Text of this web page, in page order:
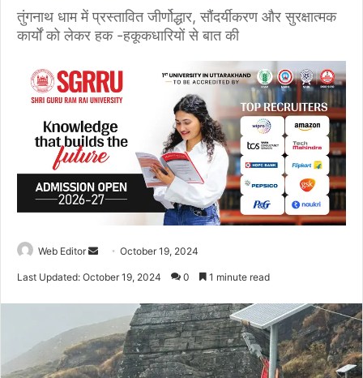
तुंगनाथ धाम में प्रस्तावित जीर्णोद्धार, सौंदर्यीकरण और सुरक्षात्मक
कार्यों को लेकर हक -हकूकधारियों से बात की
Web Editor
n
e
October 19, 2024
Last Updated: October 19, 2024 0 1 minute read